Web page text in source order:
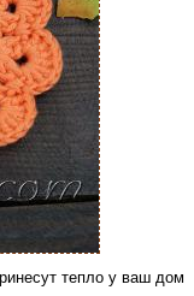
тепло у ваш дом